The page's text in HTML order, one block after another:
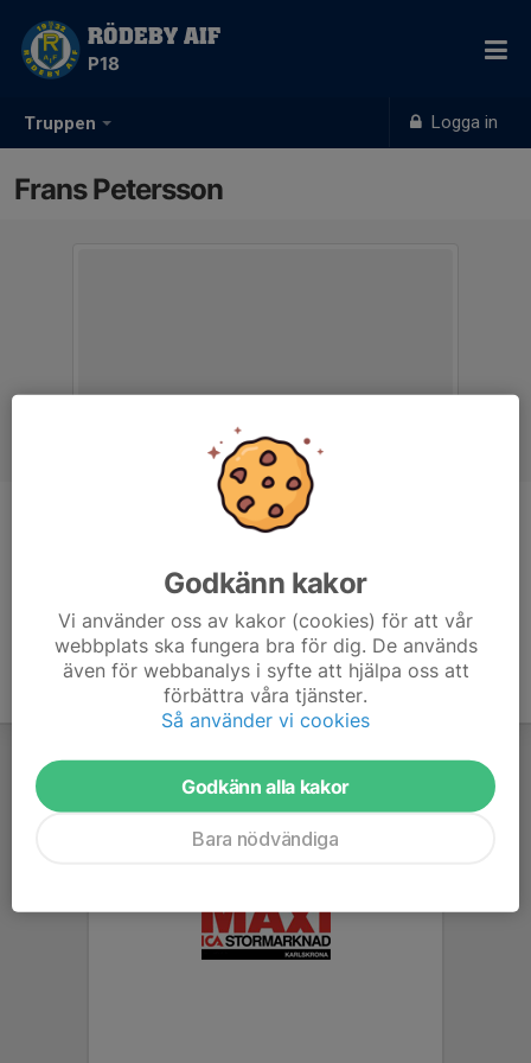
Truppen Logga in
RÖDEBY AIF
P18
Frans Petersson
Godkänn kakor
Vi använder oss av kakor (cookies) för att vår
webbplats ska fungera bra för dig. De används
även för webbanalys i syfte att hjälpa oss att
förbättra våra tjänster.
Så använder vi cookies
Godkänn alla kakor
Bara nödvändiga